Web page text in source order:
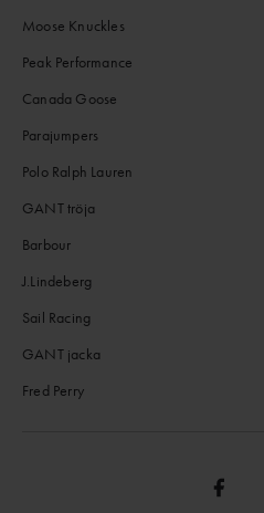
Moose Knuckles
Peak Performance
Canada Goose
Parajumpers
Polo Ralph Lauren
GANT tröja
Barbour
J.Lindeberg
Sail Racing
GANT jacka
Fred Perry